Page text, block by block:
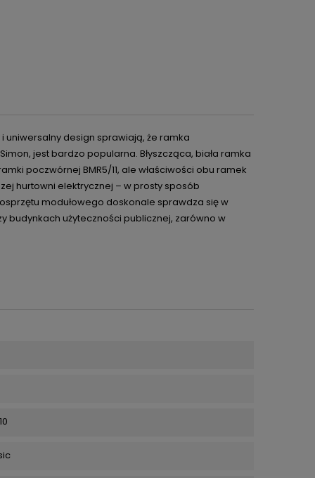
i uniwersalny design sprawiają, że ramka
jest bardzo popularna. Błyszcząca, biała ramka
poczwórnej BMR5/11, ale właściwości obu ramek
hurtowni elektrycznej – w prosty sposób
modułowego doskonale sprawdza się w
budynkach użyteczności publicznej, zarówno w